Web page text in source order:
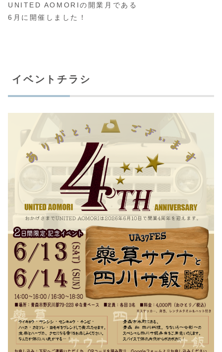
UNITED AOMORIの開業月である
6月に開催しました！
イベントチラシ